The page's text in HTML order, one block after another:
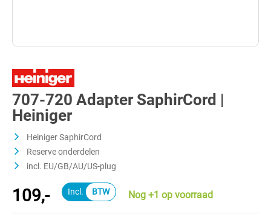
707-720 Adapter SaphirCord |
Heiniger
Heiniger SaphirCord
Reserve onderdelen
incl. EU/GB/AU/US-plug
109,- Nog +1 op voorraad